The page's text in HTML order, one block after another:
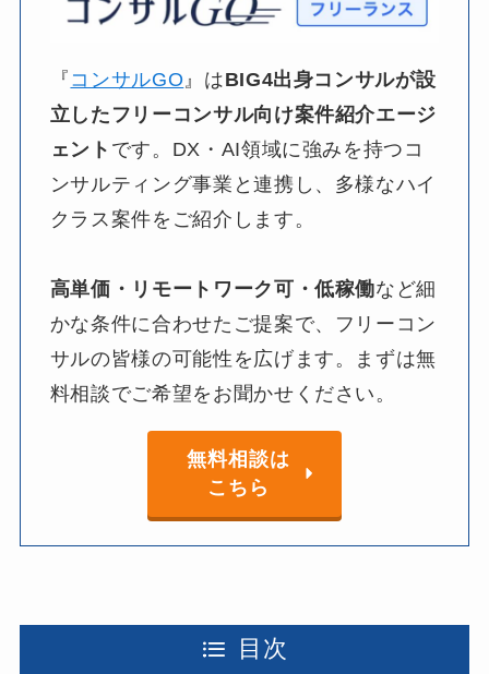
『 コンサルGO 』は​BIG4出身コンサルが設
立した フリーコンサル向け案件紹介エージ
ェント です。​DX・AI領域に​強みを​持つコ
ンサルティング事業と​連携し、​多様な​ハイ
クラス案件を​ご紹介します。​
高単価・リモートワーク可・低稼働など​細
かな​条件に​合わせた​ご提案で、​フリーコン
サルの​皆様の​可能性を​広げます。​まずは​無
料相談で​ご希望を​お聞か​せください。
無料相談は
こちら
目次